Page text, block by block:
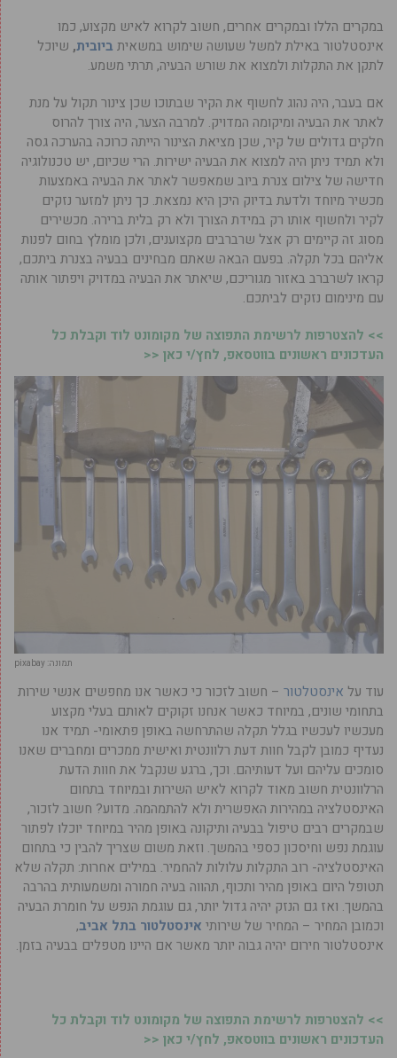
במקרים הללו ובמקרים אחרים, חשוב לקרוא לאיש מקצוע, כמו
אינסטלטור באילת למשל שעושה שימוש במשאית ביובית, שיוכל
לתקן את התקלות ולמצוא את שורש הבעיה, תרתי משמע.
אם בעבר, היה נהוג לחשוף את הקיר שבתוכו שכן צינור תקול על מנת
לאתר את הבעיה ומיקומה המדויק. למרבה הצער, היה צורך להרוס
חלקים גדולים של קיר, שכן מציאת הצינור הייתה כרוכה בהערכה גסה
ולא תמיד ניתן היה למצוא את הבעיה ישירות. הרי שכיום, יש טכנולוגיה
חדישה של צילום צנרת ביוב שמאפשר לאתר את הבעיה באמצעות
מכשיר מיוחד ולדעת בדיוק היכן היא נמצאת. כך ניתן למזער נזקים
לקיר ולחשוף אותו רק במידת הצורך ולא רק בלית ברירה. מכשירים
מסוג זה קיימים רק אצל שרברבים מקצוענים, ולכן מומלץ בחום לפנות
אליהם בכל תקלה. בפעם הבאה שאתם מבחינים בבעיה בצנרת ביתכם,
קראו לשרברב באזור מגוריכם, שיאתר את הבעיה במדויק ויפתור אותה
עם מינימום נזקים לביתכם.
>> להצטרפות לרשימת התפוצה של מקומונט לוד וקבלת כל
העדכונים ראשונים בווטסאפ, לחץ/י כאן <<
תמונה: pixabay
עוד על אינסטלטור – חשוב לזכור כי כאשר אנו מחפשים אנשי שירות
בתחומי שונים, במיוחד כאשר אנחנו זקוקים לאותם בעלי מקצוע
מעכשיו לעכשיו בגלל תקלה שהתרחשה באופן פתאומי- תמיד אנו
נעדיף כמובן לקבל חוות דעת רלוונטית ואישית ממכרים ומחברים שאנו
סומכים עליהם ועל דעותיהם. וכך, ברגע שנקבל את חוות הדעת
הרלוונטית חשוב מאוד לקרוא לאיש השירות ובמיוחד בתחום
האינסטלציה במהירות האפשרית ולא להתמהמה. מדוע? חשוב לזכור,
שבמקרים רבים טיפול בבעיה ותיקונה באופן מהיר במיוחד יוכלו לפתור
עוגמת נפש וחיסכון כספי בהמשך. וזאת משום שצריך להבין כי בתחום
האינסטלציה- רוב התקלות עלולות להחמיר. במילים אחרות: תקלה שלא
תטופל היום באופן מהיר ותכוף, תהווה בעיה חמורה ומשמעותית בהרבה
בהמשך. ואז גם הנזק יהיה גדול יותר, גם עוגמת הנפש על חומרת הבעיה
וכמובן המחיר – המחיר של שירותי אינסטלטור בתל אביב,
אינסטלטור חירום יהיה גבוה יותר מאשר אם היינו מטפלים בבעיה בזמן.
>> להצטרפות לרשימת התפוצה של מקומונט לוד וקבלת כל
העדכונים ראשונים בווטסאפ, לחץ/י כאן <<